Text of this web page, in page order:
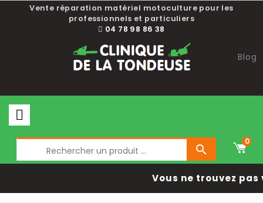
Vente réparation matériel motoculture pour les
professionnels et particuliers
04 78 98 86 38
Blog

0
Vous ne trouvez